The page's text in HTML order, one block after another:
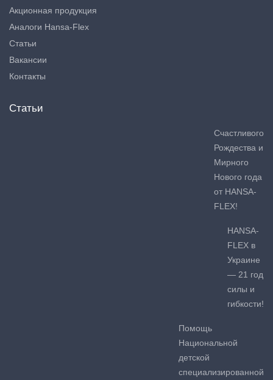
Акционная продукция
Аналоги Hansa-Flex
Статьи
Вакансии
Контакты
Статьи
Счастливого
Рождества и
Мирного
Нового года
от HANSA-
FLEX!
HANSA-
FLEX в
Украине
— 21 год
силы и
гибкости!
Помощь
Национальной
детской
специализированной